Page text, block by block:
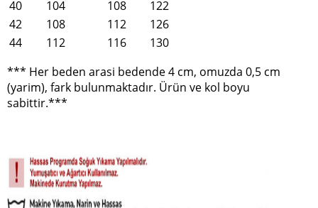
40
104 108
122
42
108 112
126
44
112 116
130
*** Her beden arasi bedende 4 cm, omuzda 0,5 cm
(yarim), fark bulunmaktadır. Ürün ve kol boyu
sabittir.***